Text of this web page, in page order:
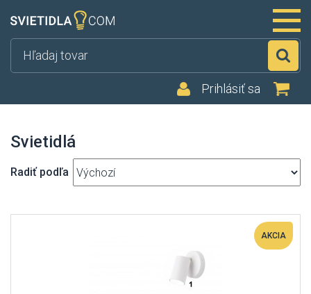
Prihlásiť sa
Svietidlá
Radiť podľa
AKCIA